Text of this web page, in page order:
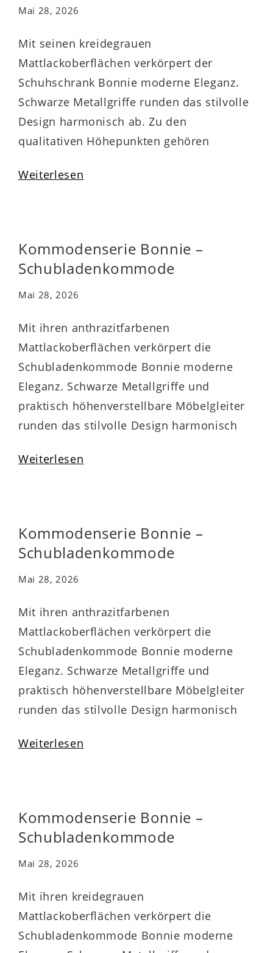
Mai 28, 2026
Mit seinen kreidegrauen
Mattlackoberflächen verkörpert der
Schuhschrank Bonnie moderne Eleganz.
Schwarze Metallgriffe runden das stilvolle
Design harmonisch ab. Zu den
qualitativen Höhepunkten gehören
abgerundeten Dickkanten. Der stabile
Softclose-Funktion sanft und leise
schließen. Auf dem…
Weiterlesen
Kommodenserie Bonnie –
Schubladenkommode
Mai 28, 2026
Mit ihren anthrazitfarbenen
Mattlackoberflächen verkörpert die
Schubladenkommode Bonnie moderne
Eleganz. Schwarze Metallgriffe und
praktisch höhenverstellbare Möbelgleiter
runden das stilvolle Design harmonisch
gehören überdies die widerstandsfähigen
Stauraum für Wäsche bieten und durch
die Softclose-Funktion sanft und leise
schließen….
Weiterlesen
Kommodenserie Bonnie –
Schubladenkommode
Mai 28, 2026
Mit ihren anthrazitfarbenen
Mattlackoberflächen verkörpert die
Schubladenkommode Bonnie moderne
Eleganz. Schwarze Metallgriffe und
praktisch höhenverstellbare Möbelgleiter
runden das stilvolle Design harmonisch
gehören überdies die widerstandsfähigen
Stauraum für Wäsche bieten und durch
die Softclose-Funktion sanft und leise
schließen….
Weiterlesen
Kommodenserie Bonnie –
Schubladenkommode
Mai 28, 2026
Mit ihren kreidegrauen
Mattlackoberflächen verkörpert die
Schubladenkommode Bonnie moderne